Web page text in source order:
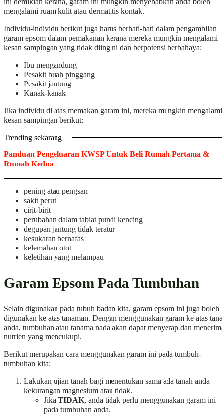
mengalami ruam kulit atau dermatitis kontak.
Individu-individu berikut juga harus berhati-hati dalam pengambilan
garam epsom dalam pemakanan kerana mereka mungkin mengalami
kesan sampingan yang tidak diingini dan berpotensi berbahaya:
Ibu mengandung
Pesakit buah pinggang
Pesakit jantung
Kanak-kanak
Jika individu di atas memakan garam ini, mereka mungkin mengalami
kesan sampingan berikut:
Trending sekarang
Panduan Pengeluaran KWSP Untuk Beli Rumah Pertama &
Rumah Kedua
pening atau pengsan
sakit perut
cirit-birit
perubahan dalam tabiat pundi kencing
degupan jantung tidak teratur
kesukaran bernafas
kelemahan otot
keletihan yang melampau
Garam Epsom Pada Tumbuhan
Selain digunakan pada tubuh badan kita, garam epsom ini juga boleh
digunakan ke atas tanaman. Dengan menggunakan garam ke atas
anda, tumbuhan atau tanama nada akan dapat menyerap dan
nutrien yang mencukupi.
Berikut merupakan cara menggunakan garam ini pada tumbuh-
tumbuhan kita:
Lakukan ujian tanah bagi menentukan sama ada tanah anda
kekurangan magnesium atau tidak.
Jika TIDAK, anda tidak perlu menggunakan garam ini
pada tumbuhan anda.